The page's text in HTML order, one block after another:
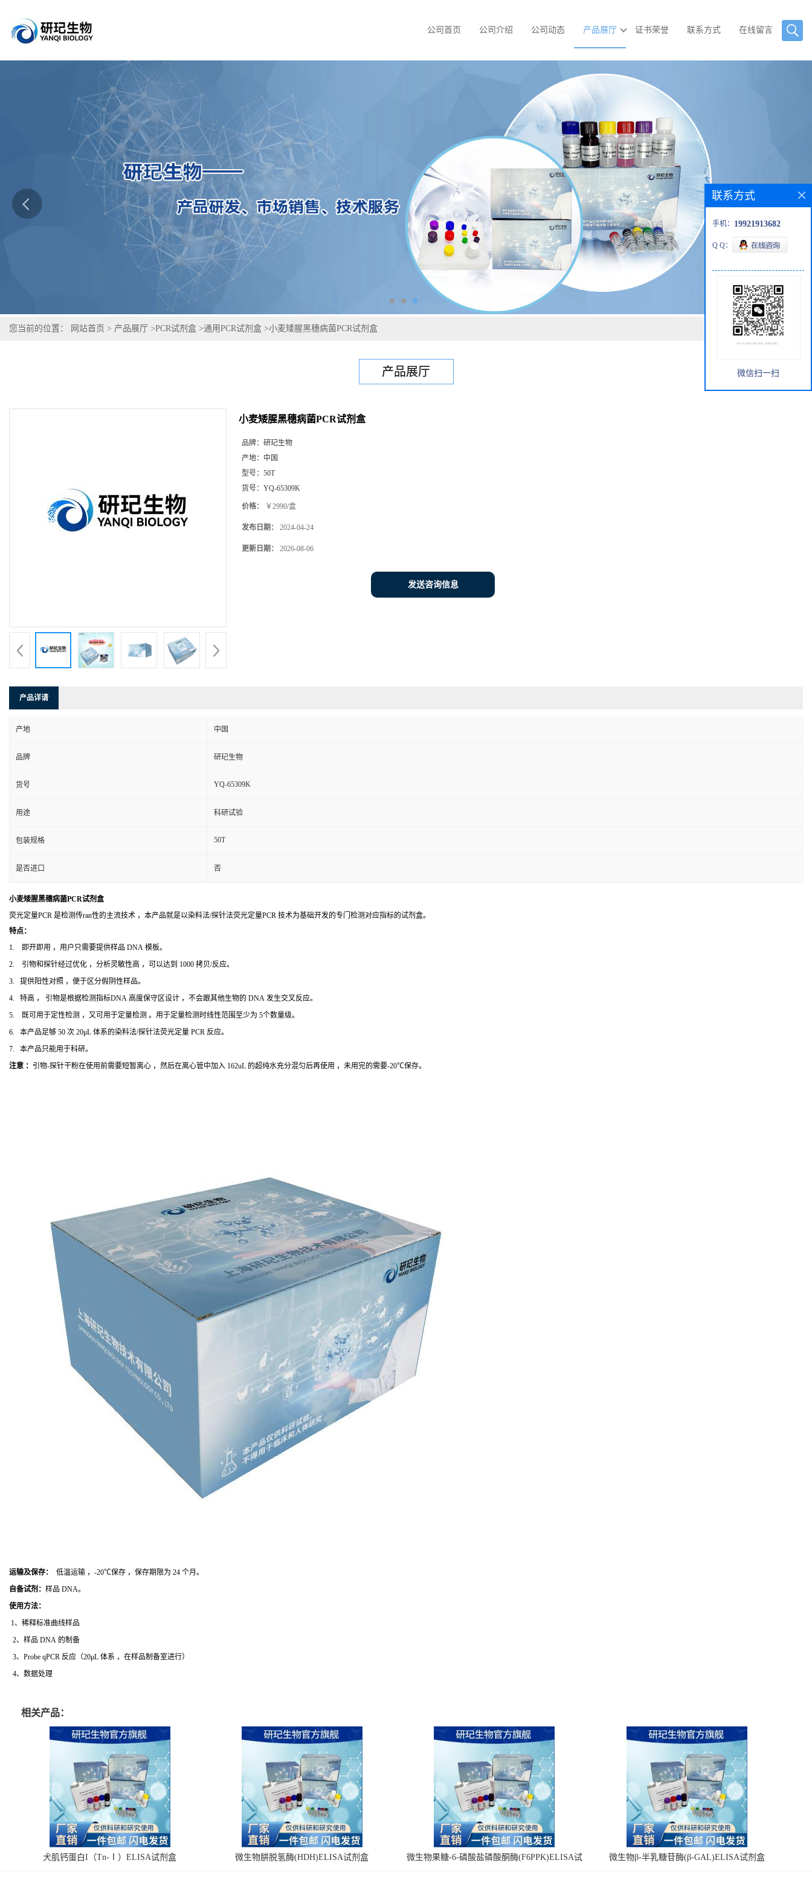
公司首页 公司介绍 公司动态 产品展厅 证书荣誉 联系方式 在线留言
您当前的位置： 网站首页 > 产品展厅 >PCR试剂盒 >通用PCR试剂盒 >小麦矮腥黑穗病菌PCR试剂盒
产品展厅
小麦矮腥黑穗病菌PCR试剂盒
品牌： 研玘生物
产地： 中国
型号： 50T
货号： YQ-65309K
价格： ￥2990/盒
发布日期： 2024-04-24
更新日期： 2026-08-06
发送咨询信息
产品详请
产地 中国
品牌 研玘生物
货号 YQ-65309K
用途 科研试验
包装规格 50T
是否进口 否
小麦矮腥黑穗病菌PCR试剂盒
荧光定量PCR 是检测传ran性的主流技术 ，本产品就是以染料法/探针法荧光定量PCR 技术为基础开发的专门检测对应指标的试剂盒。
特点：
1. 即开即用 ，用户只需要提供样品 DNA 模板。
2. 引物和探针经过优化 ，分析灵敏性高 ，可以达到 1000 拷贝/反应。
3. 提供阳性对照 ，便于区分假阴性样品。
4. 特高 ， 引物是根据检测指标DNA 高度保守区设计 ，不会跟其他生物的 DNA 发生交叉反应。
5. 既可用于定性检测 ，又可用于定量检测 。用于定量检测时线性范围至少为 5个数量级。
6. 本产品足够 50 次 20μL 体系的染料法/探针法荧光定量 PCR 反应。
7. 本产品只能用于科研。
注意 ： 引物-探针干粉在使用前需要短暂离心 ，然后在离心管中加入 162uL 的超纯水充分混匀后再使用 ，未用完的需要-20℃保存。
运输及保存：
低温运输 ，-20℃保存 ，保存期限为 24 个月。
自备试剂： 样品 DNA。
使用方法：
1、稀释标准曲线样品
2、样品 DNA 的制备
3、Probe qPCR 反应（20μL 体系 ，在样品制备室进行）
4、数据处理
相关产品：
犬肌钙蛋白I（Tn-Ⅰ）ELISA试剂盒 微生物肼脱氢酶(HDH)ELISA试剂盒
微生物果糖-6-磷酸盐磷酸酮酶(F6PPK)ELISA试
微生物β-半乳糖苷酶(β-GAL)ELISA试剂盒
联系方式
手机： 19921913682
Q Q：
微信扫一扫